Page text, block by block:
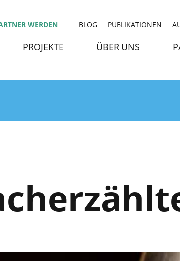
WERDEN BLOG PUBLIKATIONEN
PROJEKTE ÜBER UNS